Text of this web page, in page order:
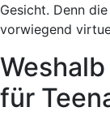
Gesicht. Denn
vorwiegend
für